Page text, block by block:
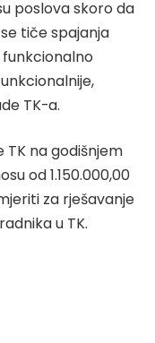
poslova skoro da
tiče spajanja
TK-a.
na godišnjem
od 1.150.000,00
za rješavanje
u TK.